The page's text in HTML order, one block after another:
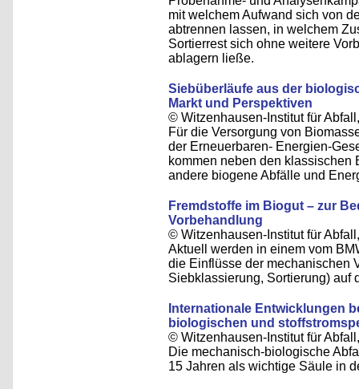
mit welchem Aufwand sich von
abtrennen lassen, in welchem
Sortierrest sich ohne weitere
ablagern ließe.
Siebüberläufe aus der
Markt und Perspektiven
© Witzenhausen-Institut für
Für die Versorgung von
der Erneuerbaren- Energien-
kommen neben den klassischen
andere biogene Abfälle und
Fremdstoffe im Biogut – zur
Vorbehandlung
© Witzenhausen-Institut für
Aktuell werden in einem vom
die Einflüsse der mechanischen
Siebklassierung, Sortierung) auf
Internationale Entwicklungen
biologischen und
© Witzenhausen-Institut für
Die mechanisch-biologische
15 Jahren als wichtige Säule in